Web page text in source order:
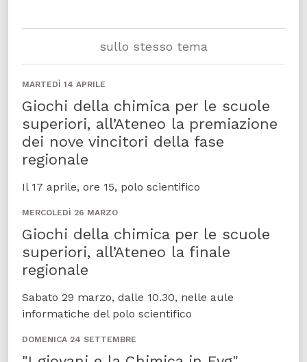
sullo stesso tema
MARTEDÌ 14 APRILE
Giochi della chimica per le scuole
superiori, all’Ateneo la premiazione
dei nove vincitori della fase
regionale
Il 17 aprile, ore 15, polo scientifico
MERCOLEDÌ 26 MARZO
Giochi della chimica per le scuole
superiori, all’Ateneo la finale
regionale
Sabato 29 marzo, dalle 10.30, nelle aule
informatiche del polo scientifico
DOMENICA 24 SETTEMBRE